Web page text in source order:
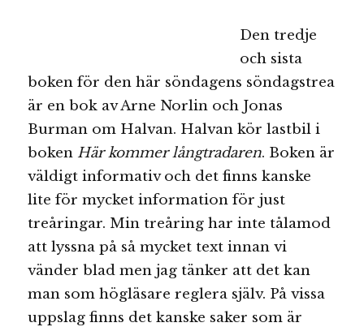
Den tredje
och sista
boken för den här söndagens söndagstrea
är en bok av Arne Norlin och Jonas
Burman om Halvan. Halvan kör lastbil i
boken Här kommer långtradaren. Boken är
väldigt informativ och det finns kanske
lite för mycket information för just
treåringar. Min treåring har inte tålamod
att lyssna på så mycket text innan vi
vänder blad men jag tänker att det kan
man som högläsare reglera själv. På vissa
uppslag finns det kanske saker som är